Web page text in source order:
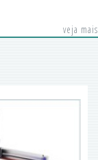
veja mais